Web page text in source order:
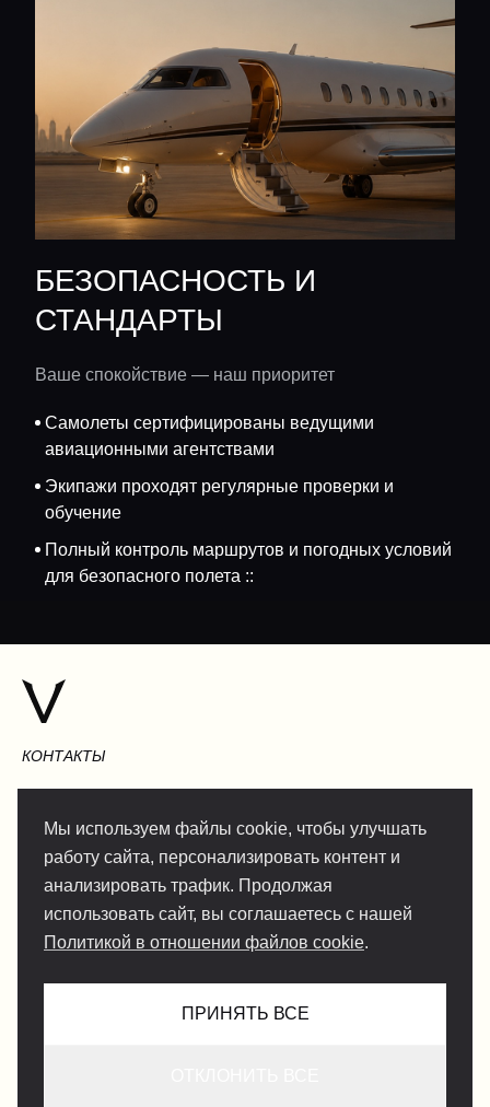
Мы используем файлы cookie, чтобы улучшать
работу сайта, персонализировать контент и
анализировать трафик. Продолжая
использовать сайт, вы соглашаетесь с нашей
Политикой в отношении файлов cookie.
ПРИНЯТЬ ВСЕ
БЕЗОПАСНОСТЬ И
СТАНДАРТЫ
Ваше спокойствие — наш приоритет
Самолеты сертифицированы ведущими
авиационными агентствами
Экипажи проходят регулярные проверки и
обучение
Полный контроль маршрутов и погодных условий
для безопасного полета ::
КОНТАКТЫ
INFO@VERSENTLY.COM
Политика конфиденциальности